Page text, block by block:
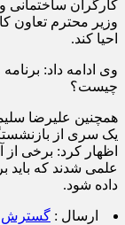
کارگران ساختمانی
وزیر محترم تعاون
احیا کند.
وی ادامه داد:
چیست؟
همچنین علیرضا
یک سری از
اظهار کرد: برخی
علمی شدند که باید
داده شود.
ارسال : گسترش